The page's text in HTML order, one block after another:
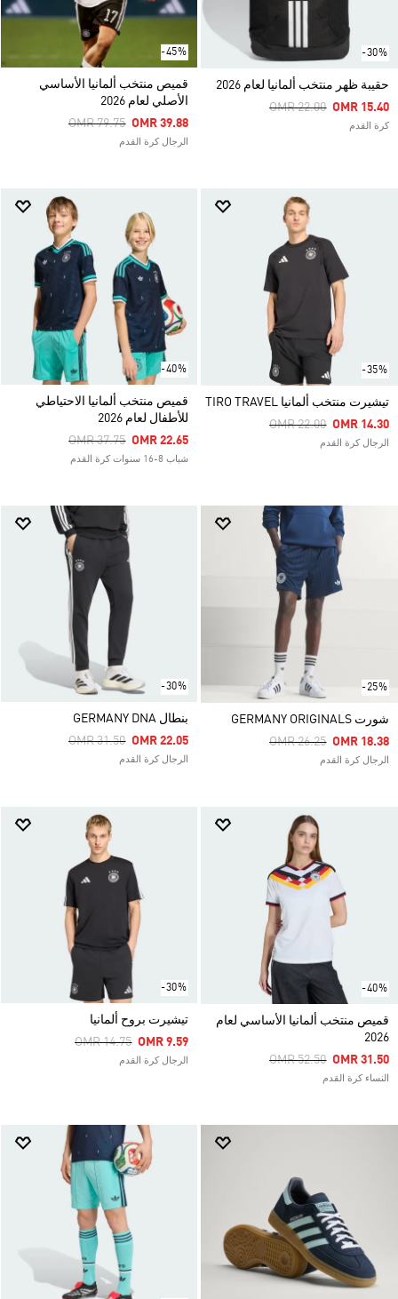
-30%
حقيبة ظهر منتخب ألمانيا لعام 2026
Price Reduced From
OMR 22.00ToOMR 15.40
كرة القدم
-45%
قميص منتخب ألمانيا الأساسي
الأصلي لعام 2026
Price Reduced From
OMR 79.75ToOMR 39.88
الرجال كرة القدم
-35%
تيشيرت منتخب ألمانيا TIRO TRAVEL
Price Reduced From
OMR 22.00ToOMR 14.30
الرجال كرة القدم
-40%
قميص منتخب ألمانيا الاحتياطي
للأطفال لعام 2026
Price Reduced From
OMR 37.75ToOMR 22.65
شباب 8-16 سنوات كرة القدم
-25%
شورت GERMANY ORIGINALS
Price Reduced From
OMR 26.25ToOMR 18.38
الرجال كرة القدم
-30%
بنطال GERMANY DNA
Price Reduced From
OMR 31.50ToOMR 22.05
الرجال كرة القدم
-40%
قميص منتخب ألمانيا الأساسي لعام
2026
Price Reduced From
OMR 52.50ToOMR 31.50
النساء كرة القدم
-30%
تيشيرت بروح ألمانيا
Price Reduced From
OMR 14.75ToOMR 9.59
الرجال كرة القدم